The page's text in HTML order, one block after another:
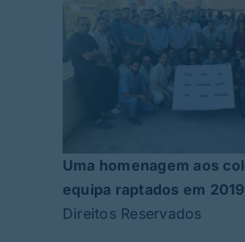
Uma homenagem aos
equipa raptados em
Direitos Reservados